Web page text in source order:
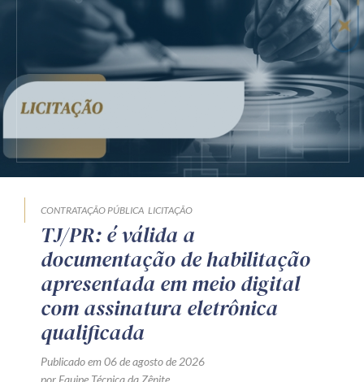
CONTRATAÇÃO PÚBLICA LICITAÇÃO
TJ/PR: é válida a
documentação de habilitação
apresentada em meio digital
com assinatura eletrônica
qualificada
Publicado em 06 de agosto de 2026
por Equipe Técnica da Zênite